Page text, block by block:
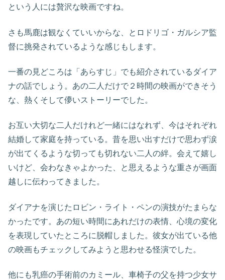
という人には贅沢な映画ですね。
さも馬鹿は観なくていいからな、とロドリゴ・ガルシア監
督に挑発されているような感じもします。
一番の見どころは「あらすじ」でも紹介されているダイア
ナの話でしょう。あの二人だけで２時間の映画ができそう
な、熱くそして儚いストーリーでした。
お互い大切な二人だけれど一緒にはなれず、今はそれぞれ
結婚して家庭を持っている。昔を思い出すだけで思わず涙
が出てくるような切っても切れない二人の絆。会えて嬉し
いけど、会わなきゃよかった、と思えるような重さが画面
越しに伝わってきました。
ダイアナを演じたロビン・ライト・ペンの演技がたまらな
かったです。あの短い時間にあれだけの表情、心境の変化
を表現していたところに脱帽しました。彼女が出ている他
の映画もチェックしてみようと思わせる怪演でした。
他にも乳癌の手術前のカミール、車椅子の父を持つ少女サ